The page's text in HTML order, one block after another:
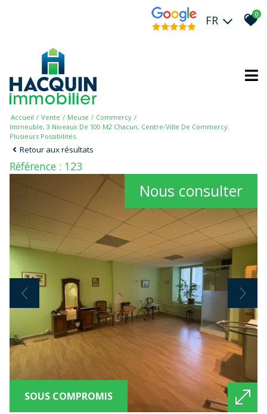
FR 0
Accueil Vente Meuse
Commercy
Immeuble, 3 Niveaux De 100 M2 Chacun, Centre-Ville De Commercy.
Plusieurs Possibilités.
Retour aux résultats
Référence : 123
SOUS COMPROMIS
Nous consulter